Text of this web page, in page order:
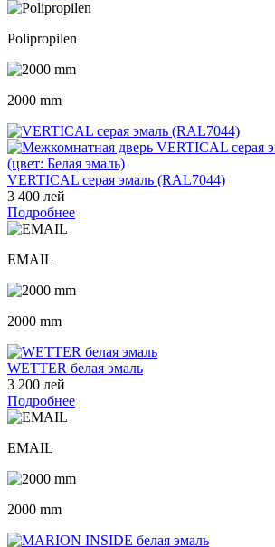
Polipropilen
2000 mm
VERTICAL серая эмаль (RAL7044)
3 400 лей
Подробнее
EMAIL
2000 mm
WETTER белая эмаль
3 200 лей
Подробнее
EMAIL
2000 mm